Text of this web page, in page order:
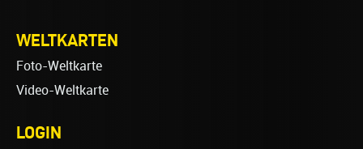
WELTKARTEN
Foto-Weltkarte
Video-Weltkarte
LOGIN